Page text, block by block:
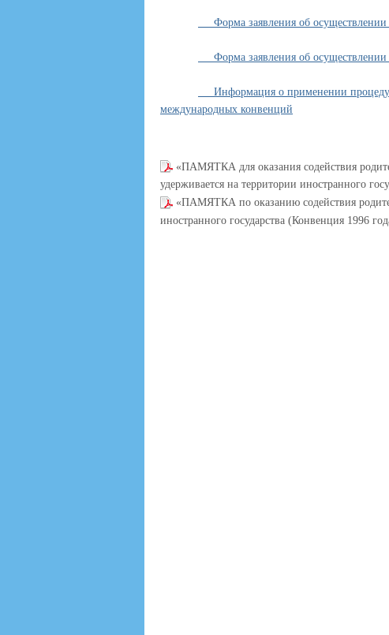
Форма заявления об
Форма заявления об осуществлении
Информация о применении
международных конвенций
«ПАМЯТКА для оказания содействия
удерживается на территории иностранного
«ПАМЯТКА по оказанию содействия
иностранного государства (Конвенция 1996